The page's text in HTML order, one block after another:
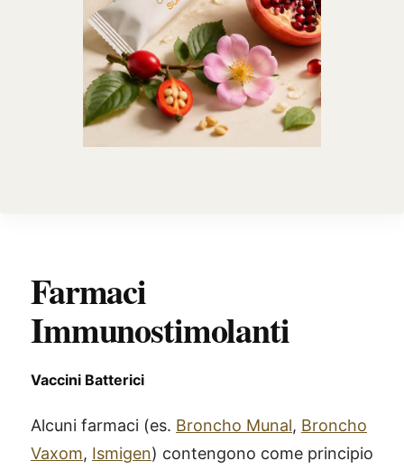
Farmaci
Immunostimolanti
Vaccini Batterici
Alcuni farmaci (es. Broncho Munal, Broncho
Vaxom, Ismigen) contengono come principio